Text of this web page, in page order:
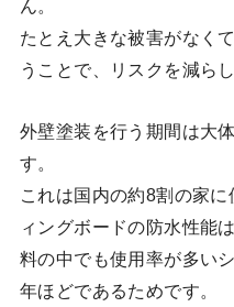
ん。
たとえ大きな被害がなく
うことで、リスクを減ら
外壁塗装を行う期間は大
す。
これは国内の約8割の家
ィングボードの防水性能
料の中でも使用率が多い
年ほどであるためです。